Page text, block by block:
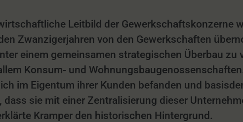
Leitbild der Gewerkschaftskonzerne
Zwanzigerjahren von den Gewerkschaften
einem gemeinsamen strategischen Überbau zu
Konsum- und
im Eigentum ihrer Kunden befanden und
sie mit einer Zentralisierung dieser
Kramper den historischen Hintergrund.